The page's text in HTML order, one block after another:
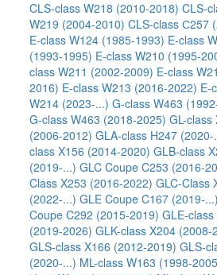
CLS-class W218 (2010-2018) CLS-
W219 (2004-2010) CLS-class С257
E-class W124 (1985-1993) E-class
(1993-1995) E-class W210 (1995-
class W211 (2002-2009) E-class
2016) E-class W213 (2016-2022) E-
W214 (2023-...) G-class W463
G-class W463 (2018-2025) GL-class
(2006-2012) GLA-class H247 (2020-
class X156 (2014-2020) GLB-class
(2019-...) GLC Coupe C253 (2016-
Class X253 (2016-2022) GLC-Class
(2022-...) GLE Coupe C167 (2019-...)
Coupe C292 (2015-2019) GLE-
(2019-2026) GLK-class X204 (2008-
GLS-class X166 (2012-2019) GLS-
(2020-...) ML-class W163 (1998-